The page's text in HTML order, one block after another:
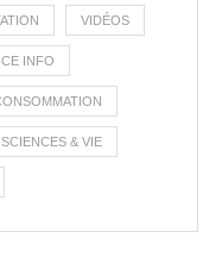
VIDÉOS
INFO
SCIENCES & VIE